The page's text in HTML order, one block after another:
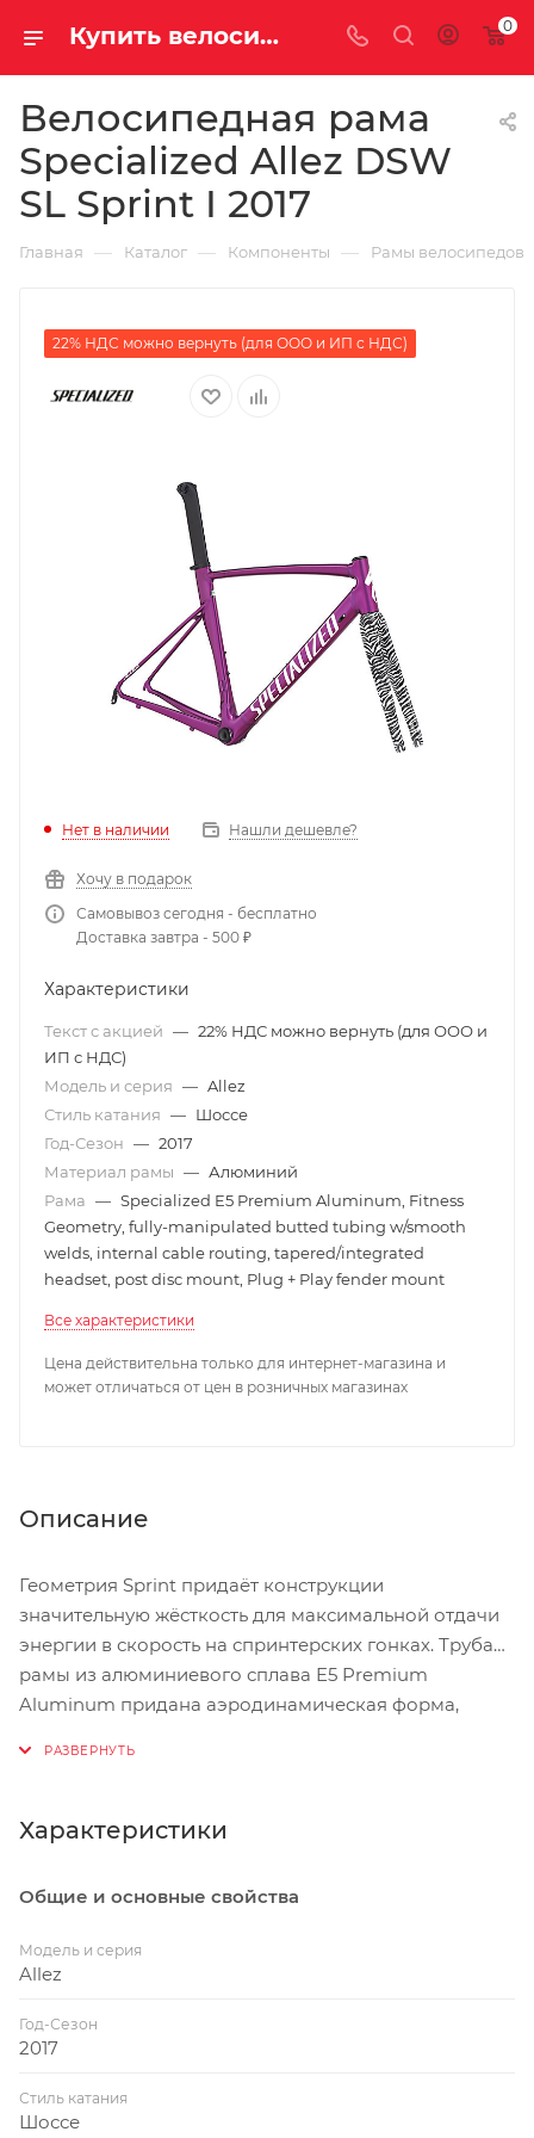
Купить велосипедную рама Specialized Allez DSW SL Sprint I 2017 на за 78000.00000000 руб. в Саратове и Энгельсе в рассрочку или кредит выгодно 0
Велосипедная рама
Specialized Allez DSW
SL Sprint I 2017
Главная — Каталог — Компоненты — Рамы велосипедов
22% НДС можно вернуть (для ООО и ИП с НДС)
Нет в наличии Нашли дешевле?
Хочу в подарок
Самовывоз сегодня - бесплатно
Доставка завтра - 500 ₽
Характеристики
Текст с акцией — 22% НДС можно вернуть (для ООО и
ИП с НДС)
Модель и серия — Allez
Стиль катания — Шоссе
Год-Сезон — 2017
Материал рамы — Алюминий
Рама — Specialized E5 Premium Aluminum, Fitness
Geometry, fully-manipulated butted tubing w/smooth
welds, internal cable routing, tapered/integrated
headset, post disc mount, Plug + Play fender mount
Все характеристики
Цена действительна только для интернет-магазина и
может отличаться от цен в розничных магазинах
Описание
Геометрия Sprint придаёт конструкции
значительную жёсткость для максимальной отдачи
энергии в скорость на спринтерских гонках. Трубам
рамы из алюминиевого сплава E5 Premium
Aluminum придана аэродинамическая форма,
Характеристики
Общие и основные свойства
Модель и серия
Allez
Год-Сезон
2017
Стиль катания
Шоссе